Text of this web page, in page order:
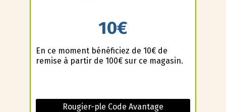
10€
En ce moment bénéficiez de 10€ de
remise à partir de 100€ sur ce magasin.
Rougier-ple Code Avantage